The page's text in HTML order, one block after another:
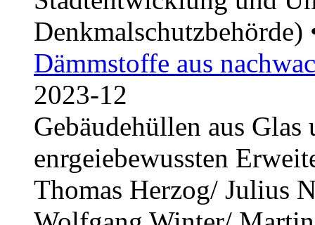
Denkmalschutzbehörde)
Dämmstoffe aus
2023-12
Gebäudehüllen aus
enrgeiebewussten
Thomas Herzog/ Julius